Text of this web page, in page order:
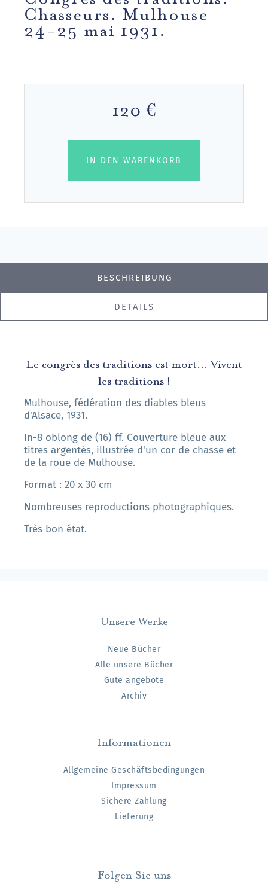
Chasseurs. Mulhouse
24-25 mai 1931.
120 €
IN DEN WARENKORB
BESCHREIBUNG
DETAILS
Le congrès des traditions est mort... Vivent
les traditions !
Mulhouse, fédération des diables bleus
d'Alsace, 1931.
In-8 oblong de (16) ff. Couverture bleue aux
titres argentés, illustrée d'un cor de chasse et
de la roue de Mulhouse.
Format : 20 x 30 cm
Nombreuses reproductions photographiques.
Très bon état.
Unsere Werke
Neue Bücher
Alle unsere Bücher
Gute angebote
Archiv
Informationen
Allgemeine Geschäftsbedingungen
Impressum
Sichere Zahlung
Lieferung
Folgen Sie uns